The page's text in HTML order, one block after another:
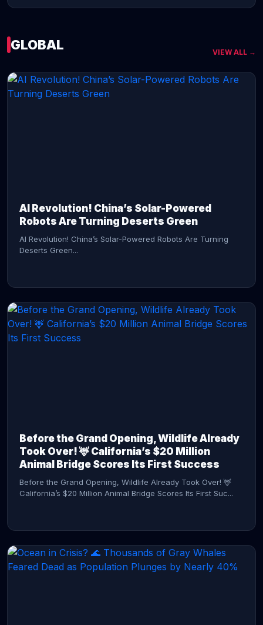
GLOBAL VIEW ALL →
AI Revolution! China’s Solar-Powered
Robots Are Turning Deserts Green
AI Revolution! China’s Solar-Powered Robots Are Turning
Deserts Green...
Before the Grand Opening, Wildlife Already
Took Over! 🦌 California’s $20 Million
Animal Bridge Scores Its First Success
Before the Grand Opening, Wildlife Already Took Over! 🦌
California’s $20 Million Animal Bridge Scores Its First Suc...